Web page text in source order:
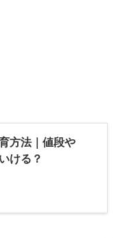
方法｜値段や
ける？